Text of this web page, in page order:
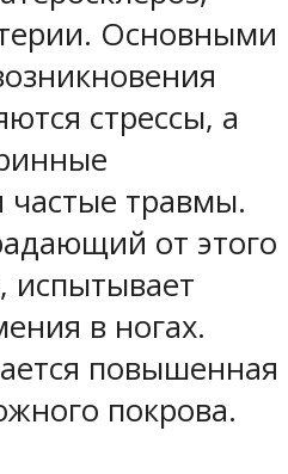
Основными
стрессы, а
травмы.
от этого
испытывает
в ногах.
повышенная
покрова.